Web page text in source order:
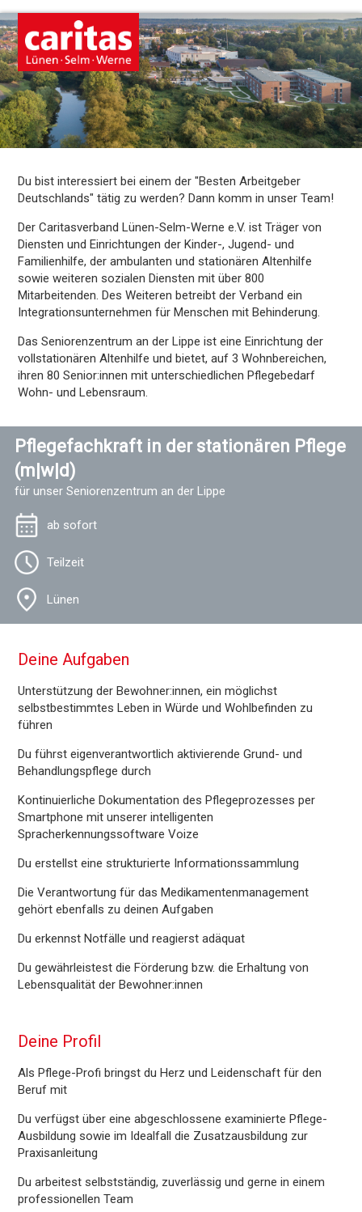
Du bist interessiert bei einem der "Besten Arbeitgeber
Deutschlands" tätig zu werden? Dann komm in unser Team!
Der Caritasverband Lünen-Selm-Werne e.V. ist Träger von
Diensten und Einrichtungen der Kinder-, Jugend- und
Familienhilfe, der ambulanten und stationären Altenhilfe
sowie weiteren sozialen Diensten mit über 800
Mitarbeitenden. Des Weiteren betreibt der Verband ein
Integrationsunternehmen für Menschen mit Behinderung.
Das Seniorenzentrum an der Lippe ist eine Einrichtung der
vollstationären Altenhilfe und bietet, auf 3 Wohnbereichen,
ihren 80 Senior:innen mit unterschiedlichen Pflegebedarf
Wohn- und Lebensraum.
Pflegefachkraft in der stationären Pflege
(m|w|d)
für unser Seniorenzentrum an der Lippe
ab sofort
Teilzeit
Lünen
Deine Aufgaben
Unterstützung der Bewohner:innen, ein möglichst
selbstbestimmtes Leben in Würde und Wohlbefinden zu
führen
Du führst eigenverantwortlich aktivierende Grund- und
Behandlungspflege durch
Kontinuierliche Dokumentation des Pflegeprozesses per
Smartphone mit unserer intelligenten
Spracherkennungssoftware Voize
Du erstellst eine strukturierte Informationssammlung
Die Verantwortung für das Medikamentenmanagement
gehört ebenfalls zu deinen Aufgaben
Du erkennst Notfälle und reagierst adäquat
Du gewährleistest die Förderung bzw. die Erhaltung von
Lebensqualität der Bewohner:innen
Deine Profil
Als Pflege-Profi bringst du Herz und Leidenschaft für den
Beruf mit
Du verfügst über eine abgeschlossene examinierte Pflege-
Ausbildung sowie im Idealfall die Zusatzausbildung zur
Praxisanleitung
Du arbeitest selbstständig, zuverlässig und gerne in einem
professionellen Team